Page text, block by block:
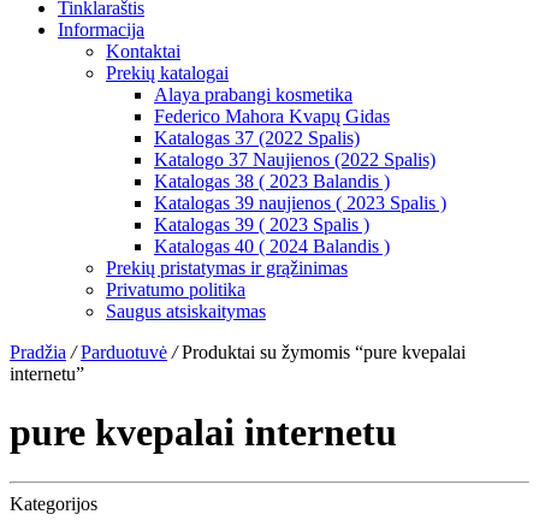
Tinklaraštis
Informacija
Kontaktai
Prekių katalogai
Alaya prabangi kosmetika
Federico Mahora Kvapų Gidas
Katalogas 37 (2022 Spalis)
Katalogo 37 Naujienos (2022 Spalis)
Katalogas 38 ( 2023 Balandis )
Katalogas 39 naujienos ( 2023 Spalis )
Katalogas 39 ( 2023 Spalis )
Katalogas 40 ( 2024 Balandis )
Prekių pristatymas ir grąžinimas
Privatumo politika
Saugus atsiskaitymas
Pradžia / Parduotuvė /Produktai su žymomis “pure kvepalai
internetu”
pure kvepalai internetu
Kategorijos